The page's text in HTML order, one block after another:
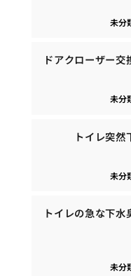
未分
ドアクローザー
未分
トイレ突
未分
トイレの急な下
未分